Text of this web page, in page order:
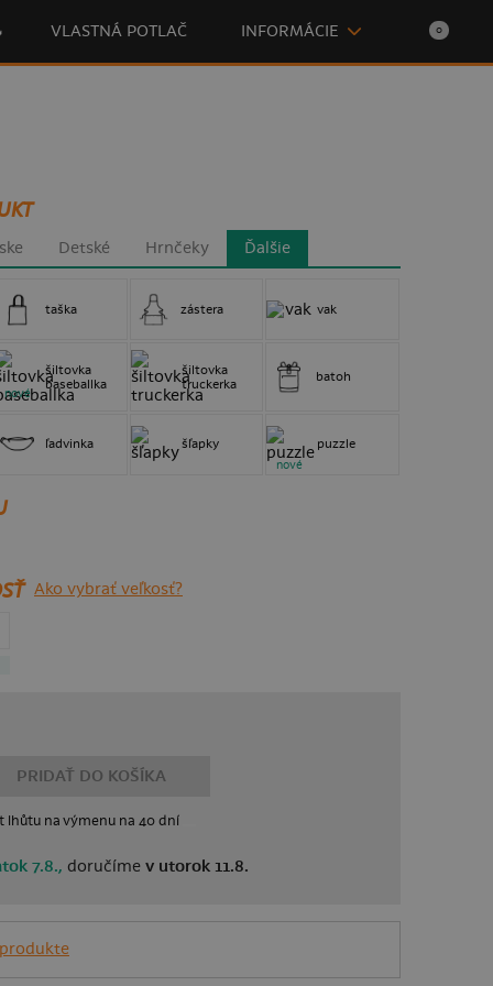
VLASTNÁ POTLAČ INFORMÁCIE 0
Detské Hrnčeky Ďalšie
taška zástera vak
šiltovka
baseballka
nové
šiltovka
truckerka
batoh
ľadvinka šľapky puzzle
nové
Ako vybrať veľkosť?
PRIDAŤ DO KOŠÍKA
lhůtu na výmenu na 40 dní
7.8., doručíme v utorok 11.8.